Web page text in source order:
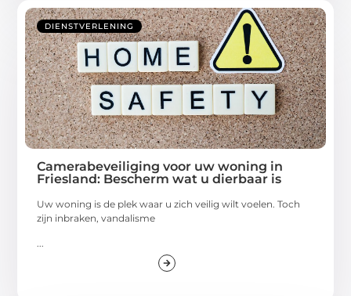
DIENSTVERLENING
Camerabeveiliging voor uw woning in
Friesland: Bescherm wat u dierbaar is
Uw woning is de plek waar u zich veilig wilt voelen. Toch
zijn inbraken, vandalisme
...